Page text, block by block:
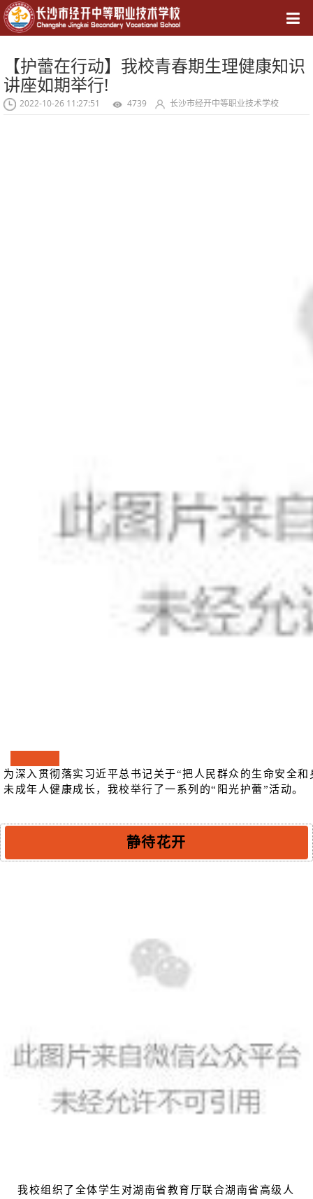
导航
【护蕾在行动】我校青春期生理健康知识
讲座如期举行!
2022-10-26 11:27:51 4739 长沙市经开中等职业技术学校
为深入贯彻落实习近平总书记关于“把人民群众的生命安全
未成年人健康成长，我校举行了一系列的“阳光护蕾”活动。
静待花开
我校组织了全体学生对湖南省教育厅联合湖南省高级人